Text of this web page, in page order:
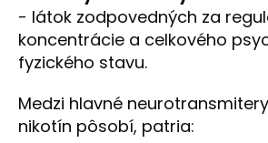
- látok zodpovedných za
koncentrácie a celkového
fyzického stavu.
Medzi hlavné
nikotín pôsobí, patria: